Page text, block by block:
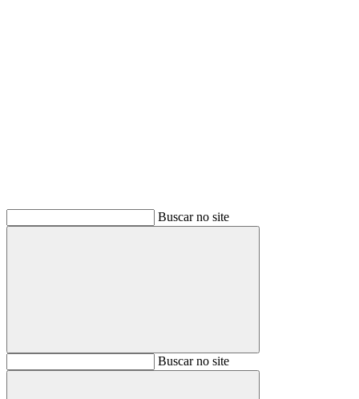
Buscar no site
BuscarBuscar no site